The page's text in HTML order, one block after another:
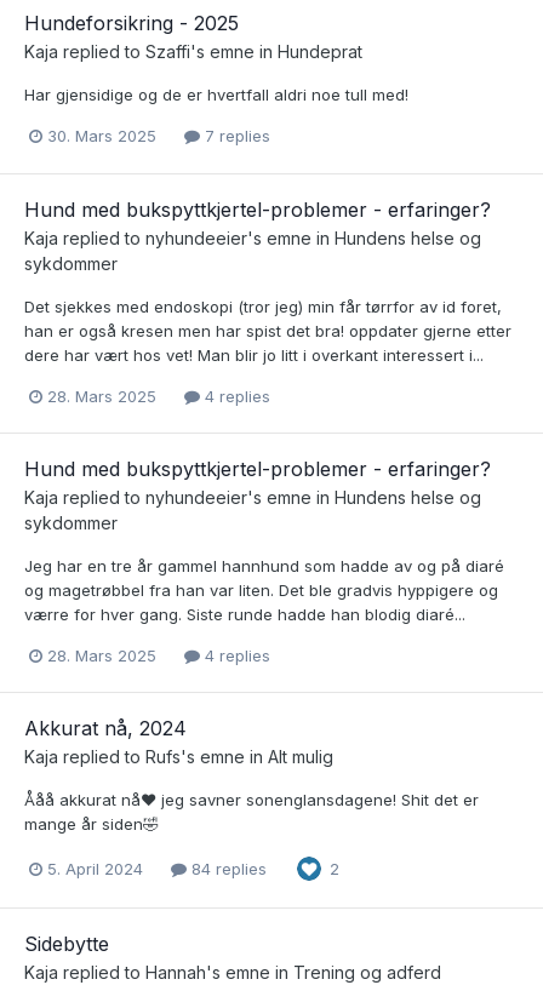
Hundeforsikring - 2025
Kaja replied to Szaffi's emne in Hundeprat
Har gjensidige og de er hvertfall aldri noe tull med!
30. Mars 2025 7 replies
Hund med bukspyttkjertel-problemer - erfaringer?
Kaja replied to nyhundeeier's emne in Hundens helse og
sykdommer
Det sjekkes med endoskopi (tror jeg) min får tørrfor av id foret,
han er også kresen men har spist det bra! oppdater gjerne etter
dere har vært hos vet! Man blir jo litt i overkant interessert i...
28. Mars 2025 4 replies
Hund med bukspyttkjertel-problemer - erfaringer?
Kaja replied to nyhundeeier's emne in Hundens helse og
sykdommer
Jeg har en tre år gammel hannhund som hadde av og på diaré
og magetrøbbel fra han var liten. Det ble gradvis hyppigere og
værre for hver gang. Siste runde hadde han blodig diaré...
28. Mars 2025 4 replies
Akkurat nå, 2024
Kaja replied to Rufs's emne in Alt mulig
Ååå akkurat nå❤️ jeg savner sonenglansdagene! Shit det er
mange år siden🤣
5. April 2024 84 replies 2
Sidebytte
Kaja replied to Hannah's emne in Trening og adferd